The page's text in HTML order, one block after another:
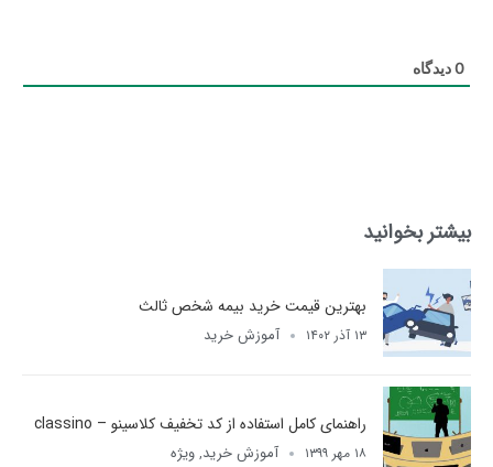
0دیدگاه
بیشتر بخوانید
بهترین قیمت خرید بیمه شخص ثالث
۱۳ آذر ۱۴۰۲ آموزش خرید
راهنمای کامل استفاده از کد تخفیف کلاسینو – classino
۱۸ مهر ۱۳۹۹ آموزش خرید, ویژه